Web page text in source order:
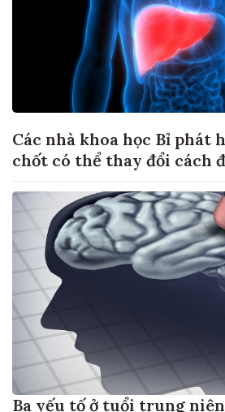
Các nhà khoa học Bỉ phát
chốt có thể thay đổi cách
Ba yếu tố ở tuổi trung